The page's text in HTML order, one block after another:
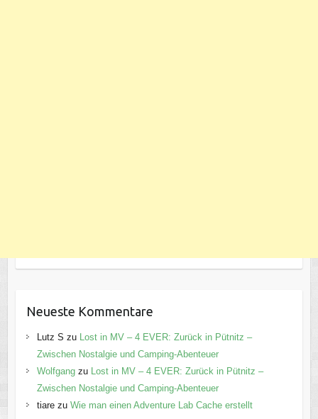
Neueste Kommentare
Lutz S zu Lost in MV – 4 EVER: Zurück in Pütnitz –
Zwischen Nostalgie und Camping-Abenteuer
Wolfgangzu Lost in MV – 4 EVER: Zurück in Pütnitz –
Zwischen Nostalgie und Camping-Abenteuer
tiarezu Wie man einen Adventure Lab Cache erstellt